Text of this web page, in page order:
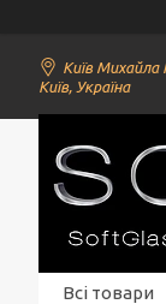
Київ Михайла
Київ, Україна
Всі товари